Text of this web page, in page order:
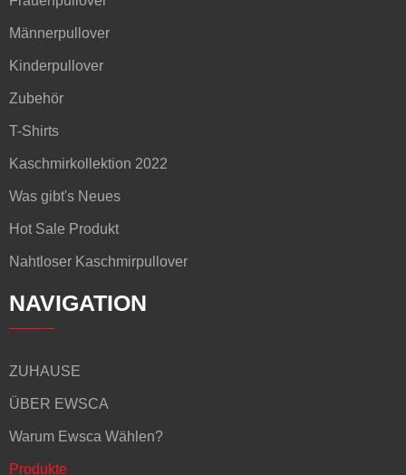
Männerpullover
Kinderpullover
Zubehör
T-Shirts
Kaschmirkollektion 2022
Was gibt's Neues
Hot Sale Produkt
Nahtloser Kaschmirpullover
NAVIGATION
ZUHAUSE
ÜBER EWSCA
Warum Ewsca Wählen?
Produkte